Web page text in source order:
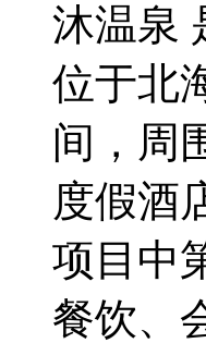
沐温泉
位于北
间，周
度假酒
项目中
餐饮、